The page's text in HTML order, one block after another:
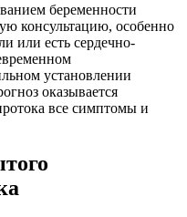
беременности
консультацию, особенно
или есть сердечно-
установлении
оказывается
все симптомы и